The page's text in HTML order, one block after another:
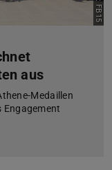
aus
Medaillen
Engagement